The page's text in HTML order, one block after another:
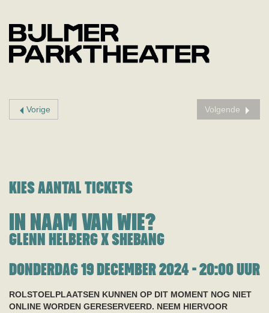
Vorige Volgende
KIES AANTAL TICKETS
IN NAAM VAN WIE?
GLENN HELBERG X SHEBANG
DONDERDAG 19 DECEMBER 2024 - 20:00UUR
ROLSTOELPLAATSEN KUNNEN OP DIT MOMENT NOG NIET
ONLINE WORDEN GERESERVEERD. NEEM HIERVOOR